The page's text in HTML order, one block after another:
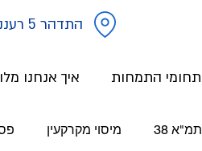
התדהר 5 רעננה
תחומי התמחות איך אנחנו
תמ"א 38 מיסוי מקרקעין